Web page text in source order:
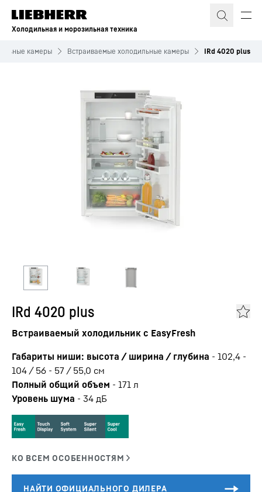
Холодильная и морозильная техника
камеры Встраиваемые холодильные камеры IRd 4020 plus
IRd 4020 plus
Встраиваемый холодильник с EasyFresh
Габариты ниши: высота / ширина / глубина - 102,4 -
104 / 56 - 57 / 55,0 см
Полный общий объем - 171 л
Уровень шума - 34 дБ